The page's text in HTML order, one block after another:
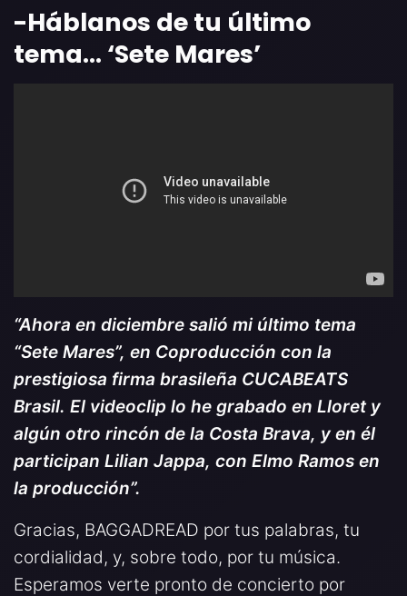
-Háblanos de tu último
tema… ‘Sete Mares’
“Ahora en diciembre salió mi último tema
“Sete Mares”, en Coproducción con la
prestigiosa firma brasileña CUCABEATS
Brasil. El videoclip lo he grabado en Lloret y
algún otro rincón de la Costa Brava, y en él
participan Lilian Jappa, con Elmo Ramos en
la producción”.
Gracias, BAGGADREAD por tus palabras, tu
cordialidad, y, sobre todo, por tu música.
Esperamos verte pronto de concierto por